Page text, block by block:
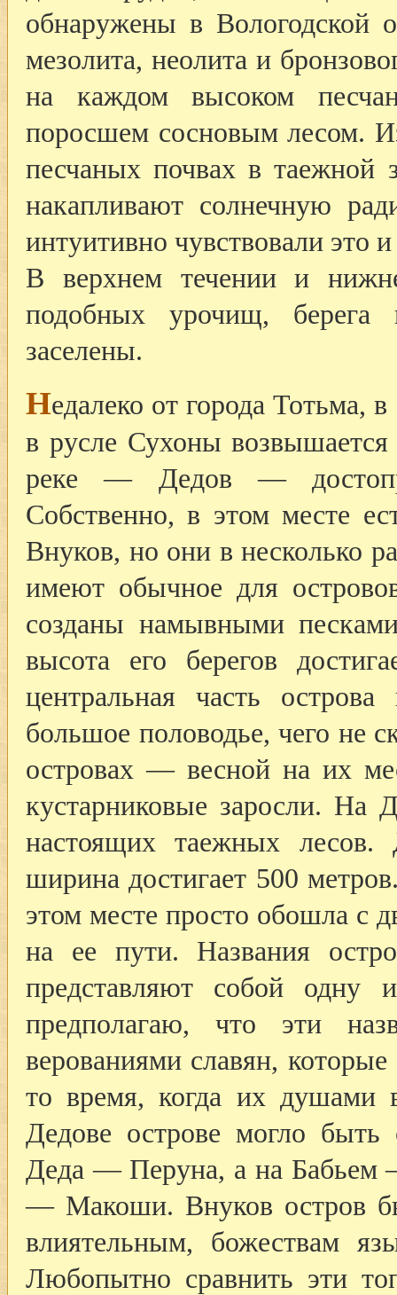
обнаружены в Вологодской
мезолита, неолита и
на каждом высоком
поросшем сосновым лесом.
песчаных почвах в таежной
накапливают солнечную
интуитивно чувствовали это
В верхнем течении и
подобных урочищ,
заселены.
Недалеко от города Тотьма,
в русле Сухоны
реке — Дедов —
Собственно, в этом месте
Внуков, но они в несколько
имеют обычное для
созданы намывными
высота его берегов
центральная часть
большое половодье, чего не
островах — весной на их
кустарниковые заросли. На
настоящих таежных лесов.
ширина достигает 500
этом месте просто обошла с
на ее пути. Названия
представляют собой одну
предполагаю, что эти
верованиями славян,
то время, когда их
Дедове острове могло быть
Деда — Перуна, а на Бабьем
— Макоши. Внуков остров
влиятельным, божествам
Любопытно сравнить эти